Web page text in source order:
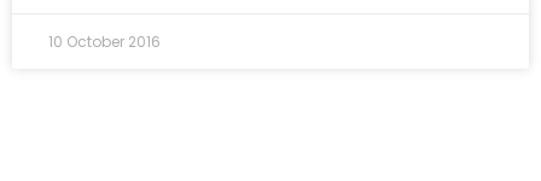
10 October 2016